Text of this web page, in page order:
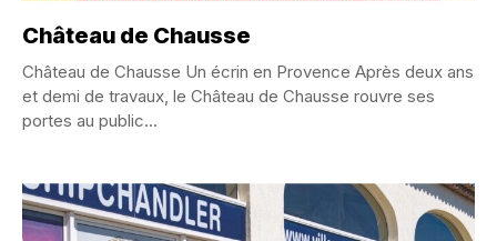
Château de Chausse
Château de Chausse Un écrin en Provence Après deux ans
et demi de travaux, le Château de Chausse rouvre ses
portes au public...